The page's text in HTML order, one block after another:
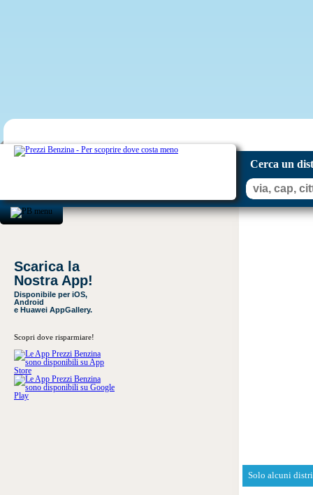
Cerca un
Scarica la
Nostra App!
Disponibile per iOS,
Android
e Huawei AppGallery.
Scopri dove risparmiare!
Solo alcuni